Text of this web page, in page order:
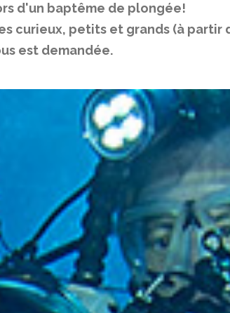
d'un baptême de plongée!
curieux, petits et grands (à partir
est demandée.